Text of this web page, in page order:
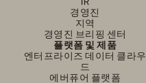
경영진
지역
경영진 브리핑 센터
플랫폼 및 제품
엔터프라이즈 데이터 클라우
드
에버퓨어 플랫폼